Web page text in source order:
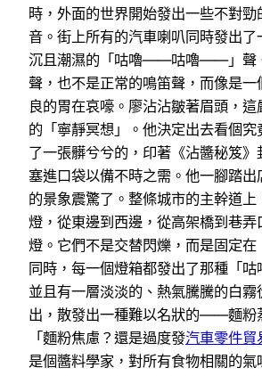
時，外面的世界開始發出一些不對
音。街上所有的汽車喇叭同時發出
沉且潮濕的「咕嚕——咕嚕——」聲
聲，也不是正常的鳴笛聲，而像是
良的胃在哀嚎。廖沾沾皺著眉頭，
的「寧靜冥想」。他決定出去看個
了一張髒兮兮的，印著《沾醬秘笈》
塞進口袋以備不時之需。他一腳踏
的景象震驚了。整條城市的主幹道
燈，從東邊到西邊，從高架橋到巷
燈。它們不是交替閃爍，而是固定在
同時，每一個燈箱都發出了那種「咕
並且有一層淡淡的、熱氣騰騰的白霧
出，散發出一種難以名狀的——麵粉
「麵粉焦慮？還是過度發汽車零件貿
是個醬料學家，對所有食物相關的